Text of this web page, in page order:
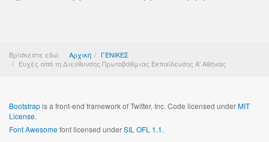
Βρίσκεστε εδώ: Αρχική
ΓΕΝΙΚΕΣ
Ευχές από τη Διεύθυνσης Πρωτοβάθμιας Εκπαίδευσης Α' Αθήνας
Bootstrapis a front-end framework of Twitter, Inc. Code licensed underMIT
License.
Font Awesomefont licensed underSIL OFL 1.1.